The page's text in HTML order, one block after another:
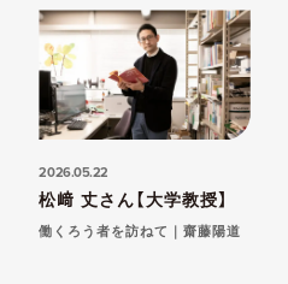
2026.05.22
松﨑 丈さん【大学教授】
働くろう者を訪ねて｜齋藤陽道